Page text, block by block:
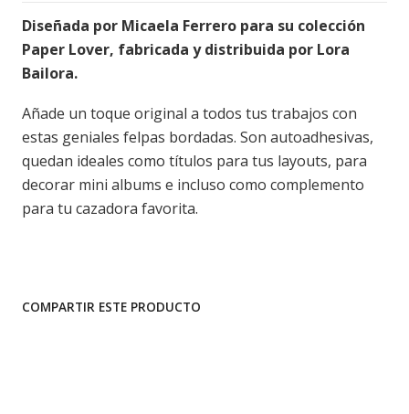
Diseñada por Micaela Ferrero para su colección
Paper Lover, fabricada y distribuida por Lora
Bailora.
Añade un toque original a todos tus trabajos con
estas geniales felpas bordadas. Son autoadhesivas,
quedan ideales como títulos para tus layouts, para
decorar mini albums e incluso como complemento
para tu cazadora favorita.
COMPARTIR ESTE PRODUCTO